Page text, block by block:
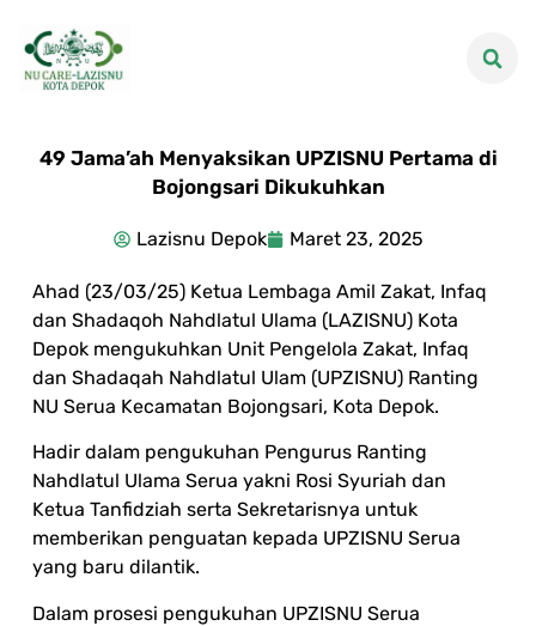
49 Jama’ah Menyaksikan UPZISNU Pertama di
Bojongsari Dikukuhkan
Lazisnu Depok Maret 23, 2025
Ahad (23/03/25) Ketua Lembaga Amil Zakat, Infaq
dan Shadaqoh Nahdlatul Ulama (LAZISNU) Kota
Depok mengukuhkan Unit Pengelola Zakat, Infaq
dan Shadaqah Nahdlatul Ulam (UPZISNU) Ranting
NU Serua Kecamatan Bojongsari, Kota Depok.
Hadir dalam pengukuhan Pengurus Ranting
Nahdlatul Ulama Serua yakni Rosi Syuriah dan
Ketua Tanfidziah serta Sekretarisnya untuk
memberikan penguatan kepada UPZISNU Serua
yang baru dilantik.
Dalam prosesi pengukuhan UPZISNU Serua